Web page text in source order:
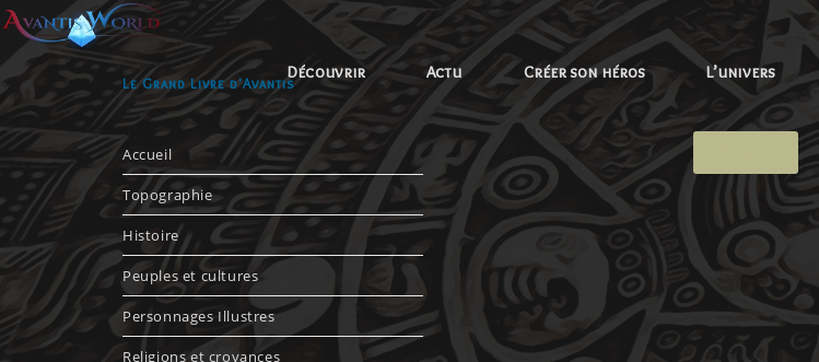
Découvrir Actu Créer son héros L’univers
Le Grand Livre d'Avantis
Accueil
Topographie
Histoire
Peuples et cultures
Personnages Illustres
Religions et croyances